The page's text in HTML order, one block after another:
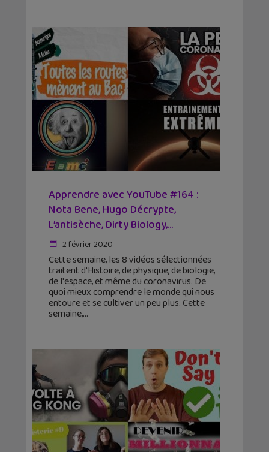
Apprendre avec YouTube #164 :
Nota Bene, Hugo Décrypte,
L’antisèche, Dirty Biology,...
2 février 2020
Cette semaine, les 8 vidéos sélectionnées
traitent d'Histoire, de physique, de biologie,
de l'espace, et même du coronavirus. De
quoi mieux comprendre le monde qui nous
entoure et se cultiver un peu plus. Cette
semaine,